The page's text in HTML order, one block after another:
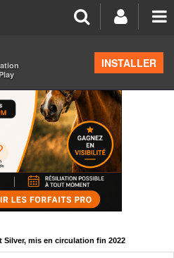
INSTALLER
Silver, mis en circulation fin 2022